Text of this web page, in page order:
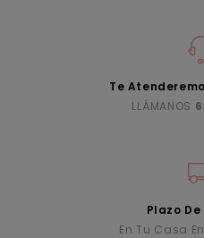
Te
LLÁMANOS
Plazo
En Tu Casa